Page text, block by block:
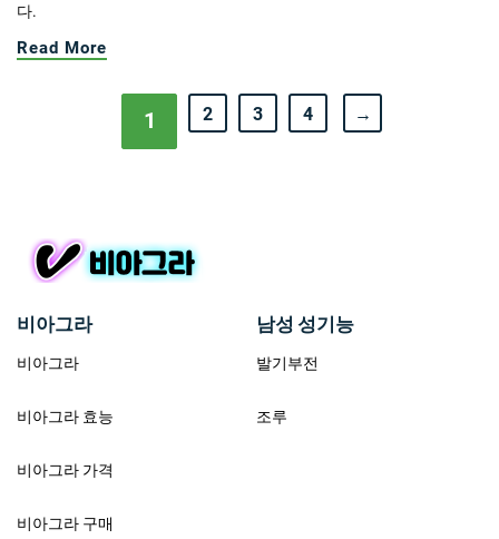
다.
Read More
1 2 3 4 →
비아그라
비아그라
비아그라 효능
비아그라 가격
비아그라 구매
남성 성기능
발기부전
조루